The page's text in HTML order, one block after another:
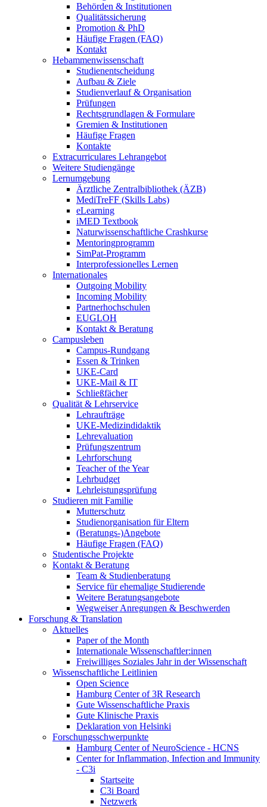
Behörden & Institutionen
Qualitätssicherung
Promotion & PhD
Häufige Fragen (FAQ)
Kontakt
Hebammenwissenschaft
Studienentscheidung
Aufbau & Ziele
Studienverlauf & Organisation
Prüfungen
Rechtsgrundlagen & Formulare
Gremien & Institutionen
Häufige Fragen
Kontakte
Extracurriculares Lehrangebot
Weitere Studiengänge
Lernumgebung
Ärztliche Zentralbibliothek (ÄZB)
MediTreFF (Skills Labs)
eLearning
iMED Textbook
Naturwissenschaftliche Crashkurse
Mentoringprogramm
SimPat-Programm
Interprofessionelles Lernen
Internationales
Outgoing Mobility
Incoming Mobility
Partnerhochschulen
EUGLOH
Kontakt & Beratung
Campusleben
Campus-Rundgang
Essen & Trinken
UKE-Card
UKE-Mail & IT
Schließfächer
Qualität & Lehrservice
Lehraufträge
UKE-Medizindidaktik
Lehrevaluation
Prüfungszentrum
Lehrforschung
Teacher of the Year
Lehrbudget
Lehrleistungsprüfung
Studieren mit Familie
Mutterschutz
Studienorganisation für Eltern
(Beratungs-)Angebote
Häufige Fragen (FAQ)
Studentische Projekte
Kontakt & Beratung
Team & Studienberatung
Service für ehemalige Studierende
Weitere Beratungsangebote
Wegweiser Anregungen & Beschwerden
Forschung & Translation
Aktuelles
Paper of the Month
Internationale Wissenschaftler:innen
Freiwilliges Soziales Jahr in der Wissenschaft
Wissenschaftliche Leitlinien
Open Science
Hamburg Center of 3R Research
Gute Wissenschaftliche Praxis
Gute Klinische Praxis
Deklaration von Helsinki
Forschungsschwerpunkte
Hamburg Center of NeuroScience - HCNS
Center for Inflammation, Infection and Immunity
- C3i
Startseite
C3i Board
Netzwerk